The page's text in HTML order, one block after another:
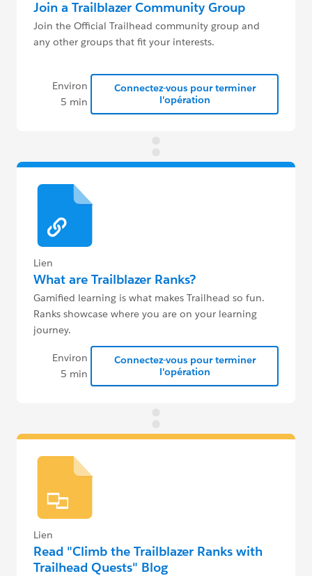
Join a Trailblazer Community Group
Join the Official Trailhead community group and
any other groups that fit your interests.
Environ
5 min
Connectez-vous pour terminer
l'opération
Lien
What are Trailblazer Ranks?
Gamified learning is what makes Trailhead so fun.
Ranks showcase where you are on your learning
journey.
Environ
5 min
Connectez-vous pour terminer
l'opération
Lien
Read "Climb the Trailblazer Ranks with
Trailhead Quests" Blog